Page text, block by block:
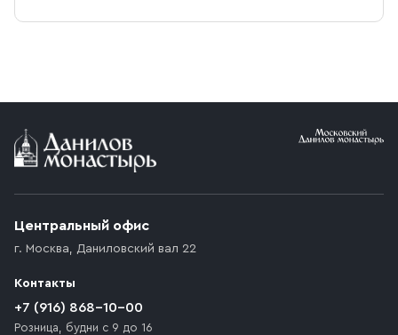
Центральный офис
г. Москва, Даниловский вал 22
Контакты
+7 (916) 868-10-00
Розница, будни с 9 до 16